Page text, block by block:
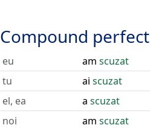
Compound perfect
eu am scuzat
tu
ai scuzat
el, ea
a scuzat
noi
am scuzat